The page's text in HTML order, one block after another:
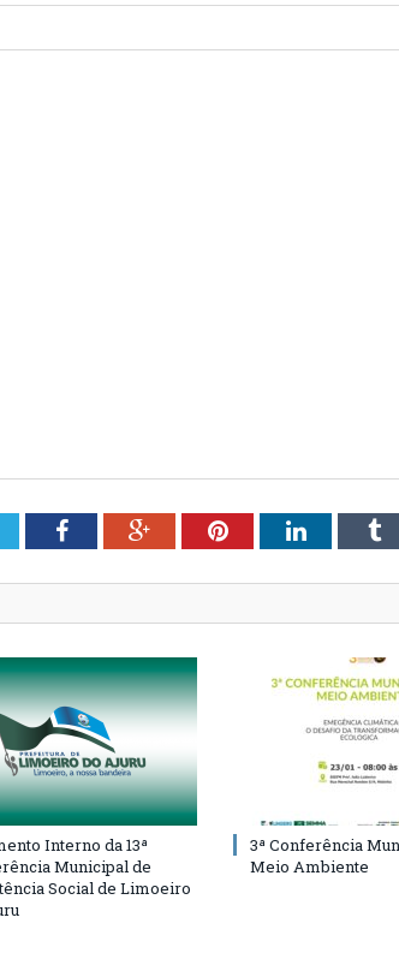
FacebookGoogle+PinterestLinkedIn
Interno da 13ª
Municipal de
Social de Limoeiro
3ª Conferência
Meio Ambiente